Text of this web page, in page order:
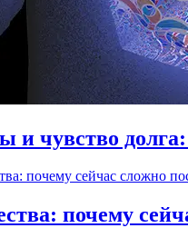
и чувство
почему